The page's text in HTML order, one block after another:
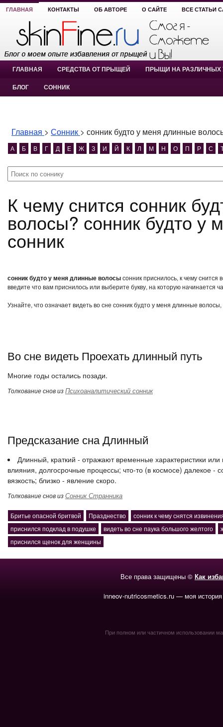
ГЛАВНАЯ КОНТАКТЫ ОБ АВТОРЕ О САЙТЕ ВСЕ СТАТЬИ
ГЛАВНАЯ СРЕДСТВА ОТ ПРЫЩЕЙ ПРЫЩИ НА РАЗЛИЧНЫХ
БЛОГ СОННИК
Главная > Сонник > сонник будто у меня длинные
А Б В Г Д Е Ж З И Й К Л М Н О П Р С
К чему снится сонник будто у меня длинные
волосы? сонник будто у
сонник
сонник будто у меня длинные волосысонник приснилось, к чему
введите что вам приснилось или выберите букву, на которую начинается
Узнайте, что означает видеть во сне сонник будто у меня длинные
Во сне видеть Проехать длинный путь
Многие годы остались позади.
Толкование снов изПсихоаналитический сонник
Предсказание сна Длинный
Длинный, краткий - отражают временные характеристики
влияния, долгосрочные процессы; что-то (в космосе) далекое -
вязкость; близко - явление скоро.
Толкование снов изСонник Странника
Бритье опасной бритвой Празднество
сонник к чему снятся
приснился подклад в подушке
видеть во сне паука большого желтого
приснился щенок для женщины
Все права защищены © Как
inneov-nutricosmetics.ru — моя
При полном или частичном использовании